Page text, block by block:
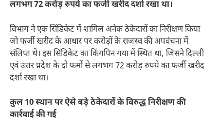
लगभग 72 करोड़ रुपये का फर्जी खरीद दर्शा रखा था।
विभाग ने एक सिंडिकेट में शामिल अनेक ठेकेदारों का निरीक्षण किया
जो फर्जी खरीद के आधार पर करोड़ों के राजस्व की अपवंचना में
संलिप्त थे। इस सिंडिकेट का किंगपिन गया में स्थित था, जिसने दिल्ली
एवं उत्तर प्रदेश के दो फर्मों से लगभग 72 करोड़ रुपये का फर्जी खरीद
दर्शा रखा था।
कुल 10 स्थान पर ऐसे बड़े ठेकेदारों के विरुद्ध निरीक्षण की
कार्रवाई की गई